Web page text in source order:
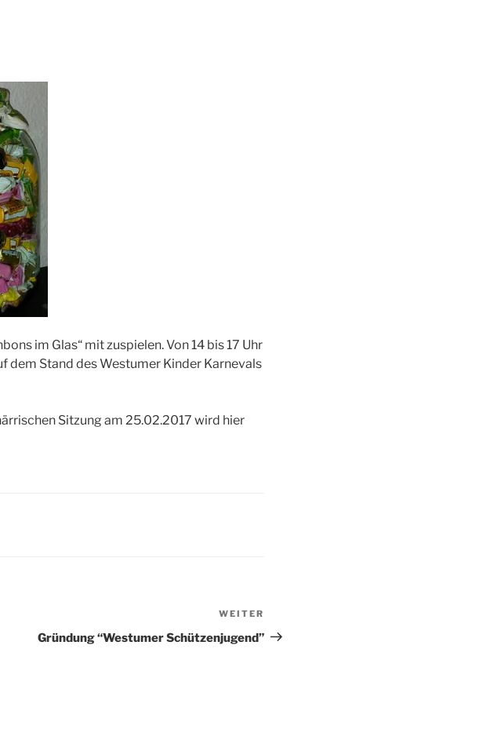
im Glas“ mit zuspielen. Von 14 bis 17 Uhr
dem Stand des Westumer Kinder Karnevals
Sitzung am 25.02.2017 wird hier
Beitrag
WEITER
Gründung “Westumer Schützenjugend”